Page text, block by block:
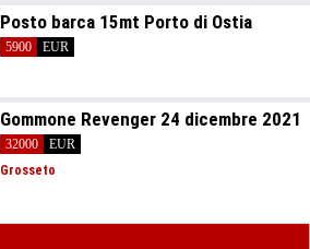
Posto barca 15mt Porto di Ostia
5900 EUR
Gommone Revenger 24 dicembre 2021
32000
EUR
Grosseto